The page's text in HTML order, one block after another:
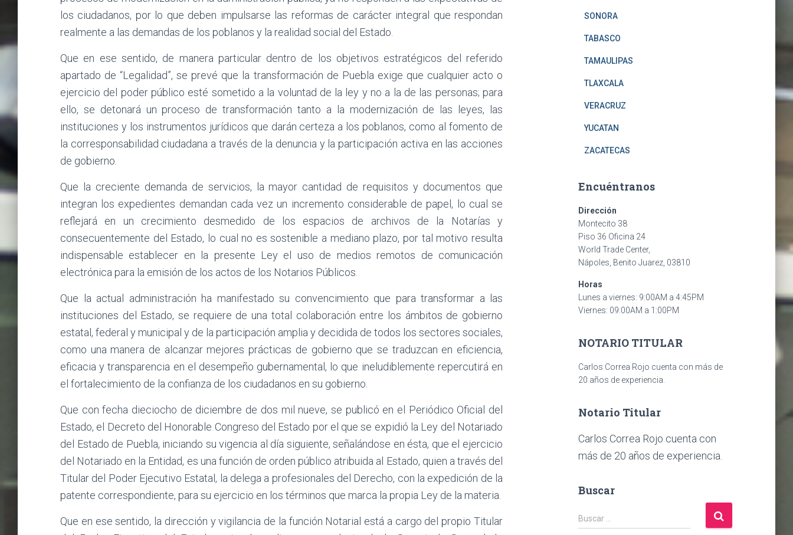
los ciudadanos, por lo que deben impulsarse las reformas de carácter integral que respondan
realmente a las demandas de los poblanos y la realidad social del Estado.
Que en ese sentido, de manera particular dentro de los objetivos estratégicos del referido
apartado de “Legalidad”, se prevé que la transformación de Puebla exige que cualquier acto o
ejercicio del poder público esté sometido a la voluntad de la ley y no a la de las personas; para
ello, se detonará un proceso de transformación tanto a la modernización de las leyes, las
instituciones y los instrumentos jurídicos que darán certeza a los poblanos, como al fomento de
la corresponsabilidad ciudadana a través de la denuncia y la participación activa en las acciones
de gobierno.
Que la creciente demanda de servicios, la mayor cantidad de requisitos y documentos que
integran los expedientes demandan cada vez un incremento considerable de papel, lo cual se
reflejará en un crecimiento desmedido de los espacios de archivos de la Notarías y
consecuentemente del Estado, lo cual no es sostenible a mediano plazo, por tal motivo resulta
indispensable establecer en la presente Ley el uso de medios remotos de comunicación
electrónica para la emisión de los actos de los Notarios Públicos.
Que la actual administración ha manifestado su convencimiento que para transformar a las
instituciones del Estado, se requiere de una total colaboración entre los ámbitos de gobierno
estatal, federal y municipal y de la participación amplia y decidida de todos los sectores sociales,
como una manera de alcanzar mejores prácticas de gobierno que se traduzcan en eficiencia,
eficacia y transparencia en el desempeño gubernamental, lo que ineludiblemente repercutirá en
el fortalecimiento de la confianza de los ciudadanos en su gobierno.
Que con fecha dieciocho de diciembre de dos mil nueve, se publicó en el Periódico Oficial del
Estado, el Decreto del Honorable Congreso del Estado por el que se expidió la Ley del Notariado
del Estado de Puebla, iniciando su vigencia al día siguiente, señalándose en ésta, que el ejercicio
del Notariado en la Entidad, es una función de orden público atribuida al Estado, quien a través del
Titular del Poder Ejecutivo Estatal, la delega a profesionales del Derecho, con la expedición de la
patente correspondiente, para su ejercicio en los términos que marca la propia Ley de la materia.
Que en ese sentido, la dirección y vigilancia de la función Notarial está a cargo del propio Titular
SONORA
TABASCO
TAMAULIPAS
TLAXCALA
VERACRUZ
YUCATAN
ZACATECAS
Encuéntranos
Dirección
Montecito 38
Piso 36 Oficina 24
World Trade Center,
Nápoles, Benito Juarez, 03810
Horas
Lunes a viernes: 9:00AM a 4:45PM
Viernes: 09:00AM a 1:00PM
NOTARIO TITULAR
Carlos Correa Rojo cuenta con más de
20 años de experiencia.
Notario Titular
Carlos Correa Rojo cuenta con
más de 20 años de experiencia.
Buscar
B
u
Buscar …